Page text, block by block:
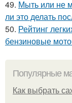
49. Мыть или не
ли это делать
50. Рейтинг
бензиновые
Популярные
Как выбрать